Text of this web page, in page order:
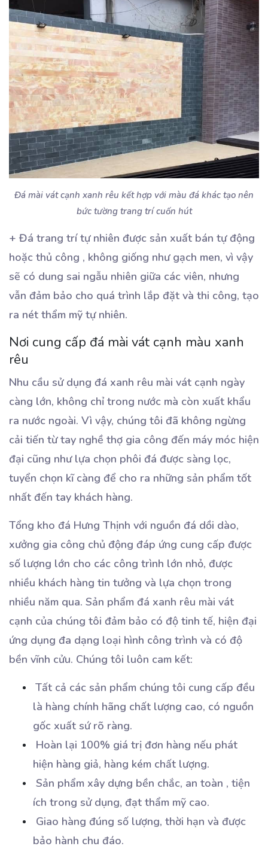
Đá mài vát cạnh xanh rêu kết hợp với màu đá khác tạo nên
bức tường trang trí cuốn hút
+ Đá trang trí tự nhiên được sản xuất bán tự động
hoặc thủ công , không giống như gạch men, vì vậy
sẽ có dung sai ngẫu nhiên giữa các viên, nhưng
vẫn đảm bảo cho quá trình lắp đặt và thi công, tạo
ra nét thẩm mỹ tự nhiên.
Nơi cung cấp đá mài vát cạnh màu xanh
rêu
Nhu cầu sử dụng đá xanh rêu mài vát cạnh ngày
càng lớn, không chỉ trong nước mà còn xuất khẩu
ra nước ngoài. Vì vậy, chúng tôi đã không ngừng
cải tiến từ tay nghề thợ gia công đến máy móc hiện
đại cũng như lựa chọn phôi đá được sàng lọc,
tuyển chọn kĩ càng để cho ra những sản phẩm tốt
nhất đến tay khách hàng.
Tổng kho đá Hưng Thịnh với nguồn đá dồi dào,
xưởng gia công chủ động đáp ứng cung cấp được
số lượng lớn cho các công trình lớn nhỏ, được
nhiều khách hàng tin tưởng và lựa chọn trong
nhiều năm qua. Sản phẩm đá xanh rêu mài vát
cạnh của chúng tôi đảm bảo có độ tinh tế, hiện đại
ứng dụng đa dạng loại hình công trình và có độ
bền vĩnh cửu. Chúng tôi luôn cam kết:
Tất cả các sản phẩm chúng tôi cung cấp đều
là hàng chính hãng chất lượng cao, có nguồn
gốc xuất sứ rõ ràng.
Hoàn lại 100% giá trị đơn hàng nếu phát
hiện hàng giả, hàng kém chất lượng.
Sản phẩm xây dựng bền chắc, an toàn , tiện
ích trong sử dụng, đạt thẩm mỹ cao.
Giao hàng đúng số lượng, thời hạn và được
bảo hành chu đáo.